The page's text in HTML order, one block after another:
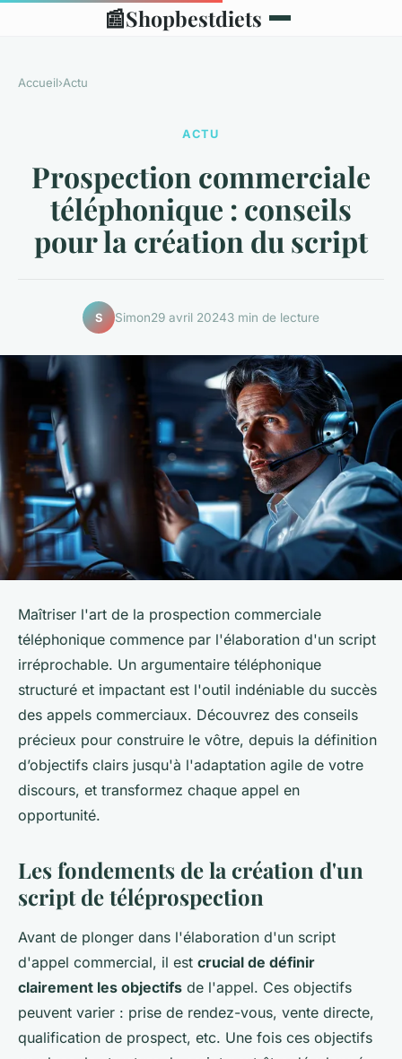
📰Shopbestdiets
Accueil›Actu
ACTU
Prospection commerciale
téléphonique : conseils
pour la création du script
S Simon29 avril 20243 min de lecture
Maîtriser l'art de la prospection commerciale
téléphonique commence par l'élaboration d'un script
irréprochable. Un argumentaire téléphonique
structuré et impactant est l'outil indéniable du succès
des appels commerciaux. Découvrez des conseils
précieux pour construire le vôtre, depuis la définition
d’objectifs clairs jusqu'à l'adaptation agile de votre
discours, et transformez chaque appel en
opportunité.
Les fondements de la création d'un
script de téléprospection
Avant de plonger dans l'élaboration d'un script
d'appel commercial, il est crucial de définir
clairement les objectifs de l'appel. Ces objectifs
peuvent varier : prise de rendez-vous, vente directe,
qualification de prospect, etc. Une fois ces objectifs